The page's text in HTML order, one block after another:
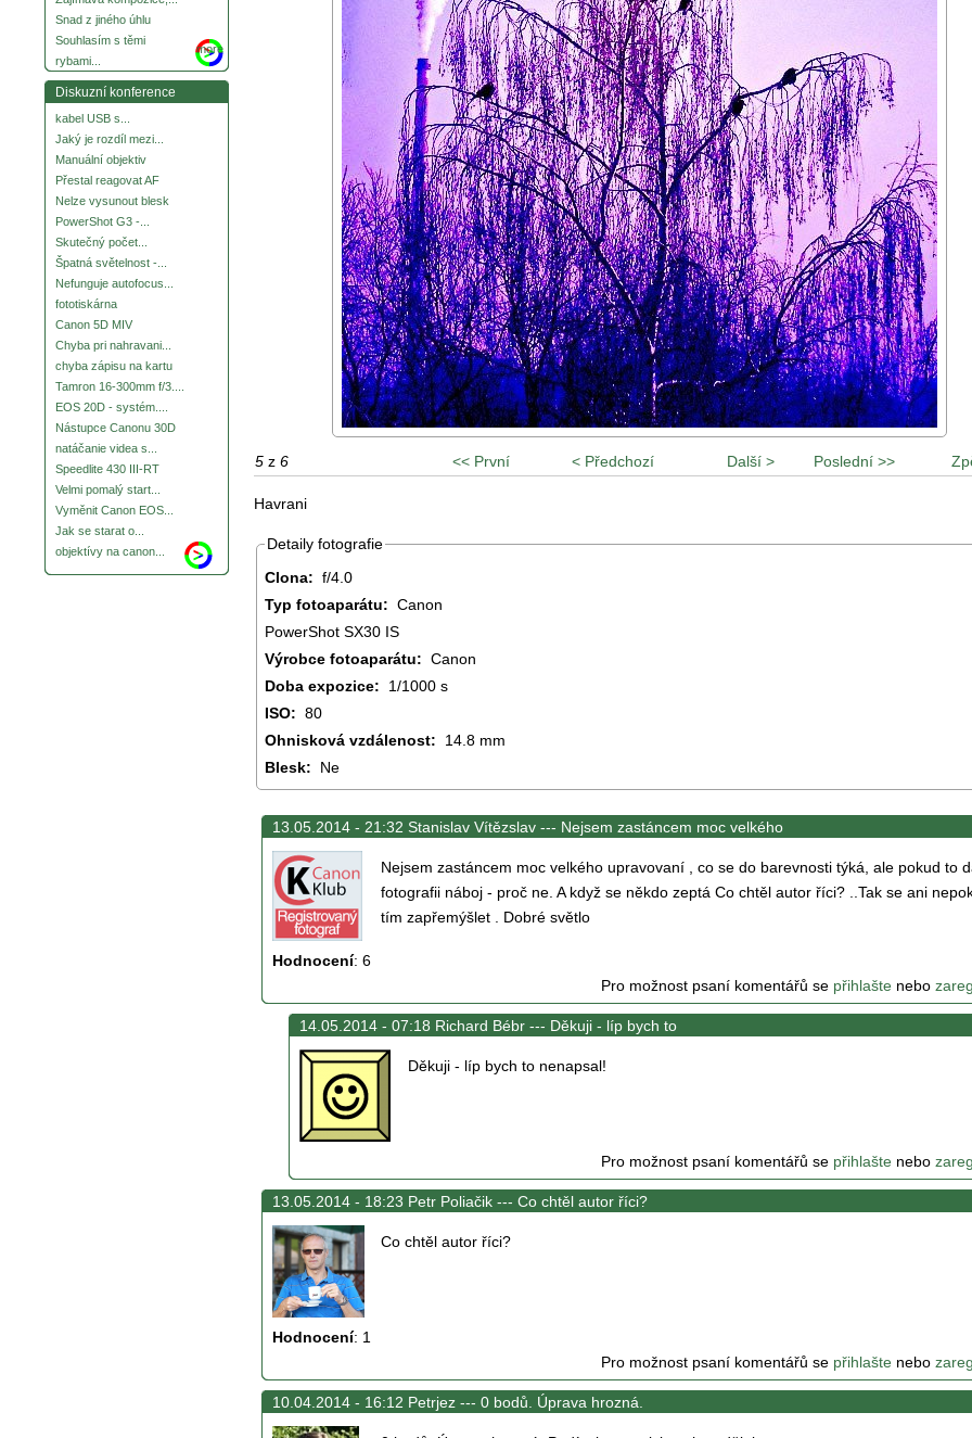
Snad z jiného úhlu
Souhlasím s těmi
rybami...
more
Diskuzní konference
kabel USB s...
Jaký je rozdíl mezi...
Manuální objektiv
Přestal reagovat AF
Nelze vysunout blesk
PowerShot G3 -...
Skutečný počet...
Špatná světelnost -...
Nefunguje autofocus...
fototiskárna
Canon 5D MIV
Chyba pri nahravani...
chyba zápisu na kartu
Tamron 16-300mm f/3....
EOS 20D - systém....
Nástupce Canonu 30D
natáčanie videa s...
Speedlite 430 III-RT
Velmi pomalý start...
Vyměnit Canon EOS...
Jak se starat o...
objektívy na canon...
5 z 6 << První < Předchozí Další > Poslední >>
Havrani
Detaily fotografie
Clona: f/4.0
Typ fotoaparátu:
PowerShot SX30 IS
Výrobce fotoaparátu: Canon
Doba expozice:
1/1000 s
ISO: 80
Ohnisková vzdálenost:
14.8 mm
Blesk:
Ne
13.05.2014 - 21:32 Stanislav Vítězslav --- Nejsem zastáncem moc velkého
Hodnocení: 6
Nejsem zastáncem moc velkého upravovaní , co se do barevnosti týká, ale pokud to
fotografii náboj - proč ne. A když se někdo zeptá Co chtěl autor říci? ..Tak se ani
tím zapřemýšlet . Dobré světlo
Pro možnost psaní komentářů se přihlašte nebo
14.05.2014 - 07:18 Richard Bébr --- Děkuji - líp bych to
Děkuji - líp bych to nenapsal!
Pro možnost psaní komentářů se přihlašte nebo
13.05.2014 - 18:23 Petr Poliačik --- Co chtěl autor říci?
Hodnocení: 1
Co chtěl autor říci?
Pro možnost psaní komentářů se přihlašte nebo
10.04.2014 - 16:12 Petrjez --- 0 bodů. Úprava hrozná.